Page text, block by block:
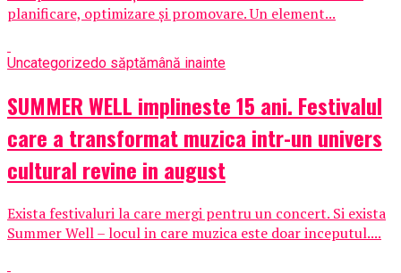
planificare, optimizare și promovare. Un element...
Uncategorizedo săptămână inainte
SUMMER WELL implineste 15 ani. Festivalul
care a transformat muzica intr-un univers
cultural revine in august
Exista festivaluri la care mergi pentru un concert. Si exista
Summer Well – locul in care muzica este doar inceputul....